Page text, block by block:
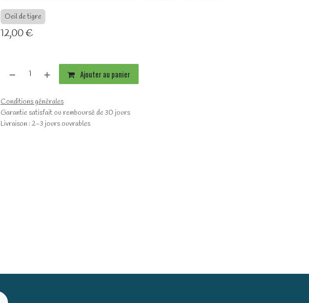
Oeil de tigre
12,00€
Ajouter au panier
Conditions générales
Garantie satisfait ou remboursé de 30 jours
Livraison : 2-3 jours ouvrables